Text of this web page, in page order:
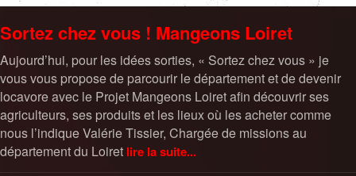
Sortez chez vous ! Mangeons Loiret
Aujourd’hui, pour les idées sorties, « Sortez chez vous » je
vous vous propose de parcourir le département et de devenir
locavore avec le Projet Mangeons Loiret afin découvrir ses
agriculteurs, ses produits et les lieux où les acheter comme
nous l’indique Valérie Tissier, Chargée de missions au
département du Loiret lire la suite...